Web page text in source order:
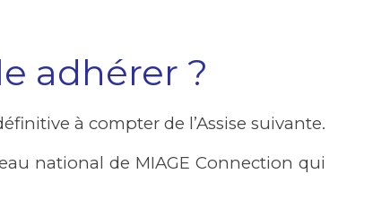
adhérer ?
à compter de l’Assise suivante.
national de MIAGE Connection qui